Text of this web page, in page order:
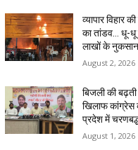
व्यापार विहार
का तांडव… धू-धू
लाखों के
August 2, 2026
बिजली की
खिलाफ कांग्रेस
प्रदेश में
August 1, 2026